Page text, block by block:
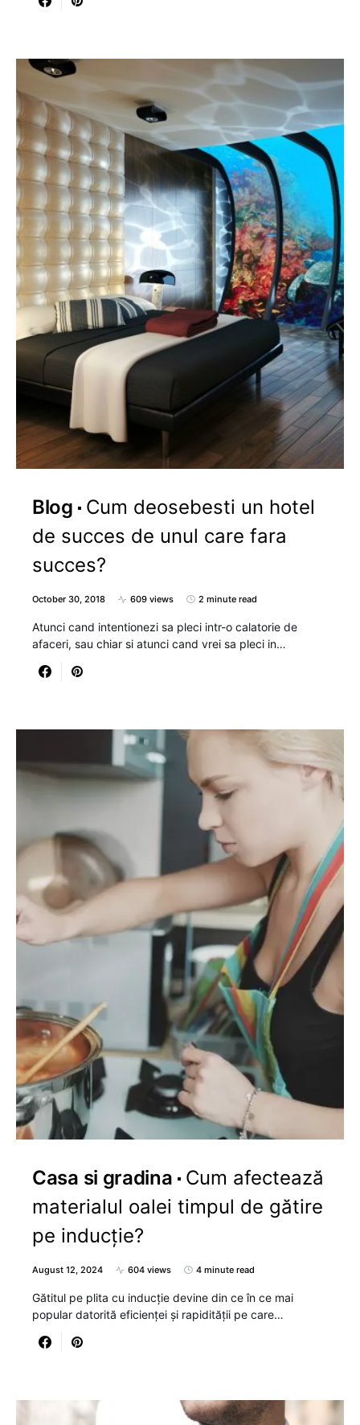
Blog
Cum deosebesti un hotel
de succes de unul care fara
succes?
October 30, 2018 609 views 2 minute read
Atunci cand intentionezi sa pleci intr-o calatorie de
afaceri, sau chiar si atunci cand vrei sa pleci in…
Casa si gradina
Cum afectează
materialul oalei timpul de gătire
pe inducție?
August 12, 2024 604 views 4 minute read
Gătitul pe plita cu inducție devine din ce în ce mai
popular datorită eficienței și rapidității pe care…